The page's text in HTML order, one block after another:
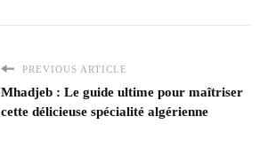
PREVIOUS ARTICLE
Mhadjeb : Le guide ultime pour maîtriser
cette délicieuse spécialité algérienne